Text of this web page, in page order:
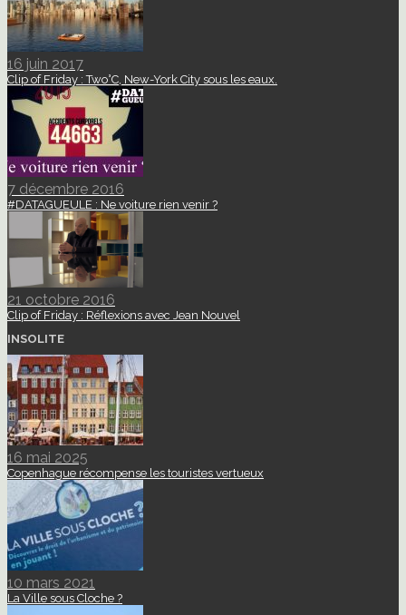
16 juin 2017
Clip of Friday : Two°C, New-York City sous les eaux.
7 décembre 2016
#DATAGUEULE : Ne voiture rien venir ?
21 octobre 2016
Clip of Friday : Réflexions avec Jean Nouvel
INSOLITE
16 mai 2025
Copenhague récompense les touristes vertueux
10 mars 2021
La Ville sous Cloche ?